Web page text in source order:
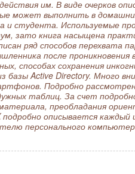
им. В виде очерков
может выполнить в
и студента. Используемые
зато книга насыщена
ряд способов перехвата
после проникновения
способах сохранения
Active Directory. Много
Подробно
таблиц. За счет
преобладания
описывается каждый
персонального